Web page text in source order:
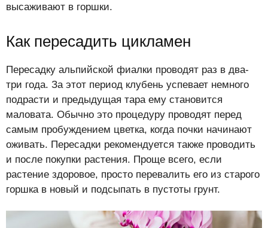
высаживают в горшки.
Как пересадить цикламен
Пересадку альпийской фиалки проводят раз в два-
три года. За этот период клубень успевает немного
подрасти и предыдущая тара ему становится
маловата. Обычно это процедуру проводят перед
самым пробуждением цветка, когда почки начинают
оживать. Пересадки рекомендуется также проводить
и после покупки растения. Проще всего, если
растение здоровое, просто перевалить его из старого
горшка в новый и подсыпать в пустоты грунт.